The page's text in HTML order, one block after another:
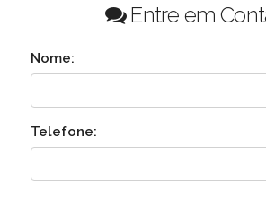
Entre em
Nome:
Telefone: